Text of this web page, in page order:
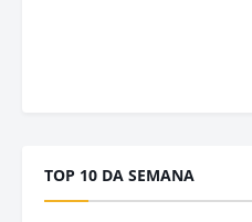
TOP 10 DA SEMANA